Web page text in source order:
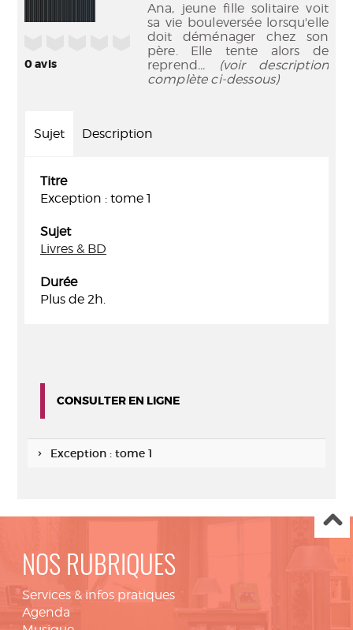
0avis
Ana, jeune fille solitaire voit
sa vie bouleversée lorsqu'elle
doit déménager chez son
père. Elle tente alors de
reprend... (voir description
complète ci-dessous)
Sujet Description
Titre
Exception : tome 1
Sujet
Livres & BD
Durée
Plus de 2h.
CONSULTER EN LIGNE
Exception : tome 1
NOS RUBRIQUES
Services & infos pratiques
Agenda